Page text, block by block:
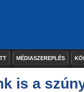
MÉDIASZEREPLÉS
is a